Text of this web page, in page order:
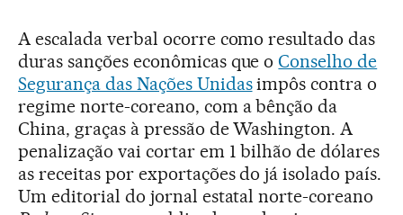
A escalada verbal ocorre como resultado das
duras sanções econômicas que oConselho de
Segurança das Nações Unidasimpôs contra o
regime norte-coreano, com a bênção da
China, graças à pressão de Washington. A
penalização vai cortar em 1 bilhão de dólares
as receitas por exportações do já isolado país.
Um editorial do jornal estatal norte-coreano